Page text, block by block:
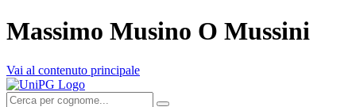
Massimo Musino O Mussini
Vai al contenuto principale